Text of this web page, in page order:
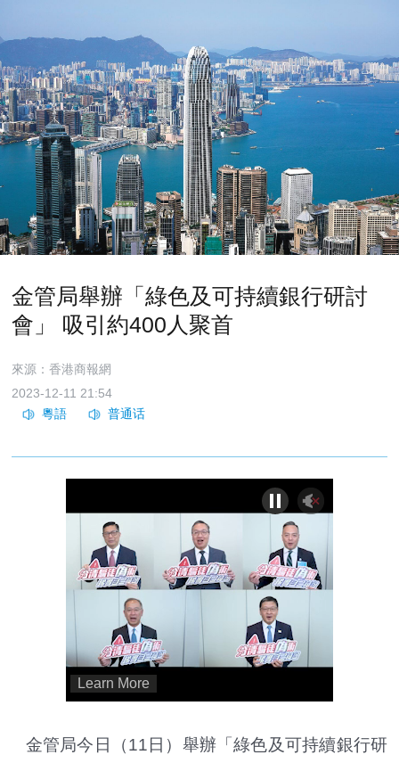
金管局舉辦「綠色及可持續銀行研討
會」 吸引約400人聚首
來源：香港商報網
2023-12-11 21:54
金管局今日（11日）舉辦「綠色及可持續銀行研